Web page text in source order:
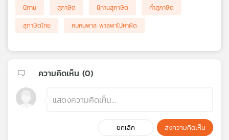
นิทาน สุภาษิต นิทานสุภาษิต
คำสุภาษิต
สุภาษิตไทย
คบคนพาล พาลพาไปหาผิด
ความคิดเห็น (0)
ยกเลิก ส่งความคิดเห็น